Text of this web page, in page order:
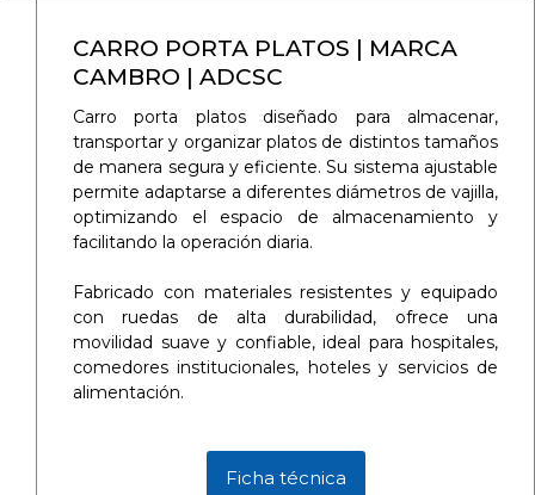
CARRO PORTA PLATOS | MARCA
CAMBRO | ADCSC
Carro porta platos diseñado para almacenar,
transportar y organizar platos de distintos tamaños
de manera segura y eficiente. Su sistema ajustable
permite adaptarse a diferentes diámetros de vajilla,
optimizando el espacio de almacenamiento y
facilitando la operación diaria.
Fabricado con materiales resistentes y equipado
con ruedas de alta durabilidad, ofrece una
movilidad suave y confiable, ideal para hospitales,
comedores institucionales, hoteles y servicios de
alimentación.
Ficha técnica